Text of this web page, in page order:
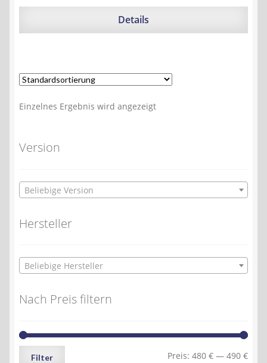
war:
ist:
Details
Einzelnes Ergebnis wird angezeigt
Version
Beliebige Version
Hersteller
Beliebige Hersteller
Nach Preis filtern
Min.
Max.
Filter Preis: 480 € — 490 €